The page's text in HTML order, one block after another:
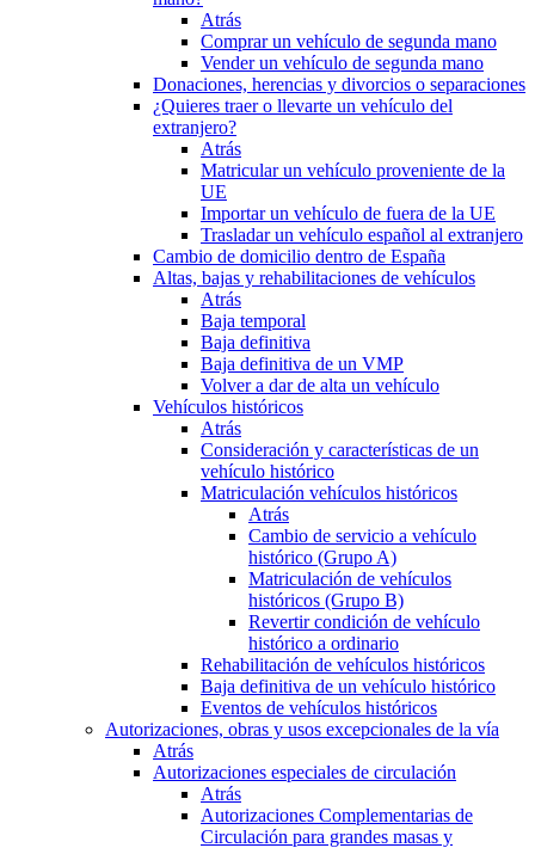
Atrás
Comprar un vehículo de segunda mano
Vender un vehículo de segunda mano
Donaciones, herencias y divorcios o separaciones
¿Quieres traer o llevarte un vehículo del
extranjero?
Atrás
Matricular un vehículo proveniente de la
UE
Importar un vehículo de fuera de la UE
Trasladar un vehículo español al extranjero
Cambio de domicilio dentro de España
Altas, bajas y rehabilitaciones de vehículos
Atrás
Baja temporal
Baja definitiva
Baja definitiva de un VMP
Volver a dar de alta un vehículo
Vehículos históricos
Atrás
Consideración y características de un
vehículo histórico
Matriculación vehículos históricos
Atrás
Cambio de servicio a vehículo
histórico (Grupo A)
Matriculación de vehículos
históricos (Grupo B)
Revertir condición de vehículo
histórico a ordinario
Rehabilitación de vehículos históricos
Baja definitiva de un vehículo histórico
Eventos de vehículos históricos
Autorizaciones, obras y usos excepcionales de la vía
Atrás
Autorizaciones especiales de circulación
Atrás
Autorizaciones Complementarias de
Circulación para grandes masas y